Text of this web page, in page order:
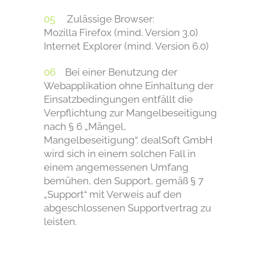
Zulässige Browser:
Mozilla Firefox (mind. Version 3.0)
Internet Explorer (mind. Version 6.0)
Bei einer Benutzung der
Webapplikation ohne Einhaltung der
Einsatzbedingungen entfällt die
Verpflichtung zur Mangelbeseitigung
nach § 6 „Mängel,
Mangelbeseitigung“. dealSoft GmbH
wird sich in einem solchen Fall in
einem angemessenen Umfang
bemühen, den Support, gemäß § 7
„Support“ mit Verweis auf den
abgeschlossenen Supportvertrag zu
leisten.